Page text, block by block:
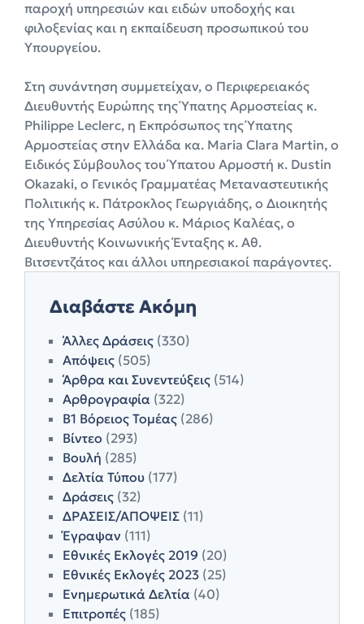
παροχή υπηρεσιών και ειδών υποδοχής και
φιλοξενίας και η εκπαίδευση προσωπικού του
Υπουργείου.
Στη συνάντηση συμμετείχαν, ο Περιφερειακός
Διευθυντής Ευρώπης της Ύπατης Αρμοστείας κ.
Philippe Leclerc, η Εκπρόσωπος της Ύπατης
Αρμοστείας στην Ελλάδα κα. Maria Clara Martin, ο
Ειδικός Σύμβουλος του Ύπατου Αρμοστή κ. Dustin
Okazaki, ο Γενικός Γραμματέας Μεταναστευτικής
Πολιτικής κ. Πάτροκλος Γεωργιάδης, ο Διοικητής
της Υπηρεσίας Ασύλου κ. Μάριος Καλέας, ο
Διευθυντής Κοινωνικής Ένταξης κ. Αθ.
Βιτσεντζάτος και άλλοι υπηρεσιακοί παράγοντες.
Διαβάστε Ακόμη
Άλλες Δράσεις (330)
Απόψεις (505)
Άρθρα και Συνεντεύξεις (514)
Αρθρογραφία (322)
Β1 Βόρειος Τομέας (286)
Βίντεο (293)
Βουλή (285)
Δελτία Τύπου (177)
Δράσεις (32)
ΔΡΑΣΕΙΣ/ΑΠΟΨΕΙΣ (11)
Έγραψαν (111)
Εθνικές Εκλογές 2019 (20)
Εθνικές Εκλογές 2023 (25)
Ενημερωτικά Δελτία (40)
Επιτροπές (185)